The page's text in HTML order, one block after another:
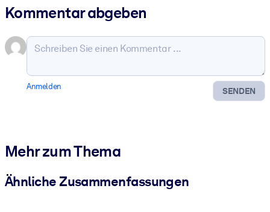
Kommentar abgeben
SENDEN
Anmelden
Mehr zum Thema
Ähnliche Zusammenfassungen